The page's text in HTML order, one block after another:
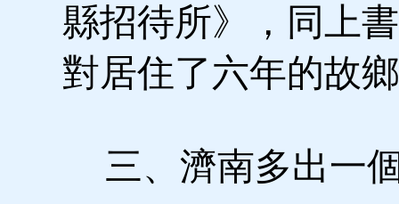
縣招待所》，同上
對居住了六年的故
三、濟南多出一